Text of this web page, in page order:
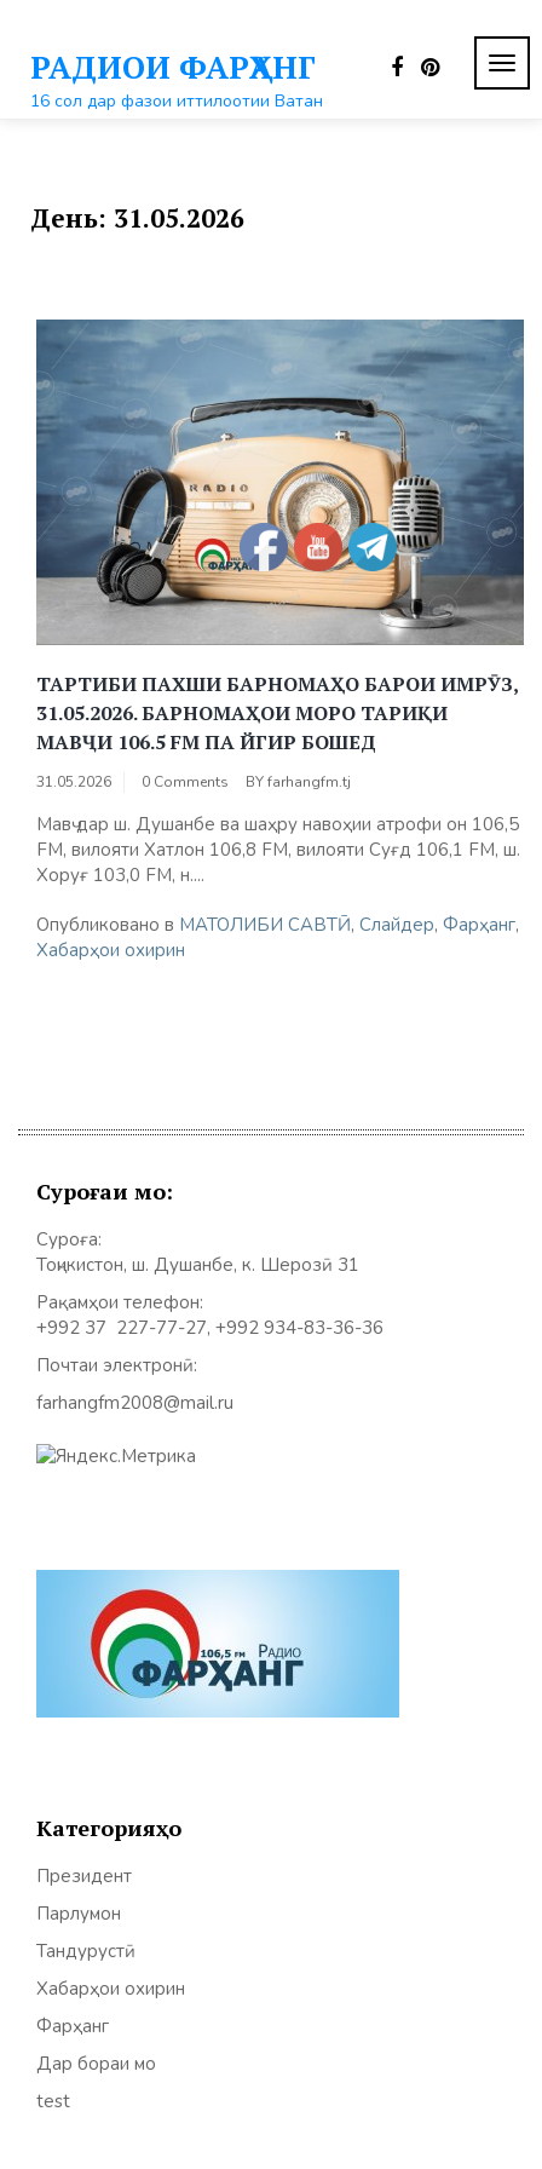
контентуРАДИОИ ФАРҲАНГ
16 сол дар фазои иттилоотии Ватан
День: 31.05.2026
ТАРТИБИ ПАХШИ БАРНОМАҲО БАРОИ ИМРӮЗ,
31.05.2026. БАРНОМАҲОИ МОРО ТАРИҚИ
МАВҶИ 106.5 FM ПА ЙГИР БОШЕД
31.05.2026 0 Comments BYfarhangfm.tj
Мавҷ дар ш. Душанбе ва шаҳру навоҳии атрофи он 106,5
FM, вилояти Хатлон 106,8 FM, вилояти Суғд 106,1 FM, ш.
Хоруғ 103,0 FM, н....
Опубликовано в МАТОЛИБИ САВТӢ, Слайдер, Фарҳанг,
Хабарҳои охирин
Суроғаи мо:
Суроға:
Тоҷикистон, ш. Душанбе, к. Шерозӣ 31
Рақамҳои телефон:
+992 37 227-77-27, +992 934-83-36-36
Почтаи электронӣ:
farhangfm2008@mail.ru
Категорияҳо
Президент
Парлумон
Тандурустӣ
Хабарҳои охирин
Фарҳанг
Дар бораи мо
test